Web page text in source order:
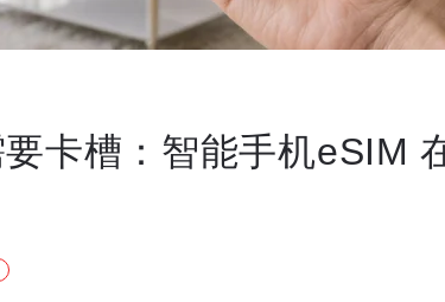
卡槽：智能手机eSIM